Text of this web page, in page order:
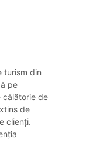
turism din
pe
călătorie de
de
clienți.